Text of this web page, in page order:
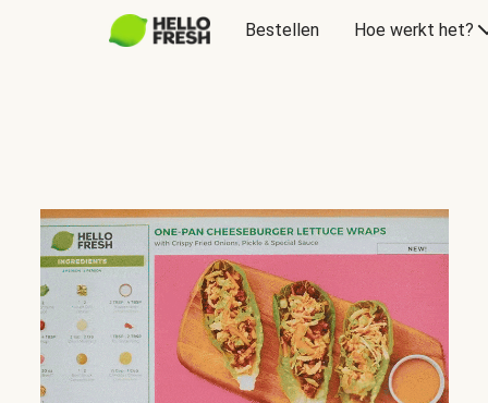
Bestellen Hoe werkt het?